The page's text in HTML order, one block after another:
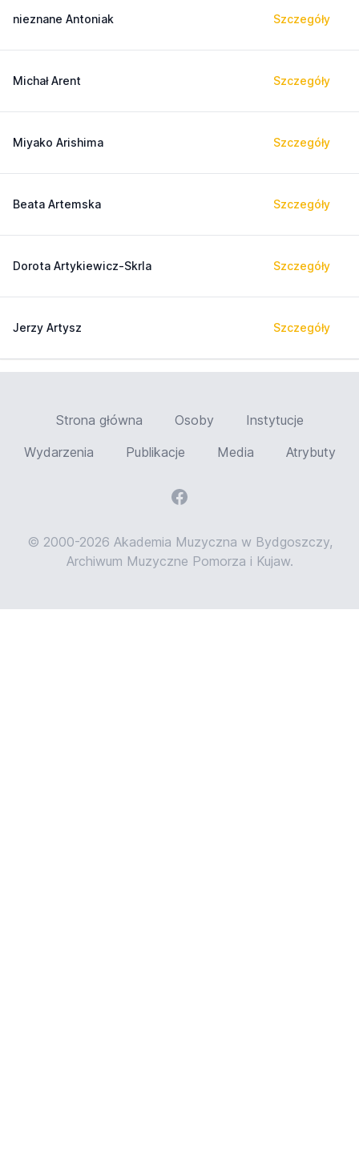
nieznane Antoniak Szczegóły
Michał Arent Szczegóły
Miyako Arishima Szczegóły
Beata Artemska Szczegóły
Dorota Artykiewicz-Skrla Szczegóły
Jerzy Artysz Szczegóły
Strona główna Osoby
Instytucje
Wydarzenia
Publikacje Media Atrybuty
© 2000-2026 Akademia Muzyczna w Bydgoszczy,
Archiwum Muzyczne Pomorza i Kujaw.